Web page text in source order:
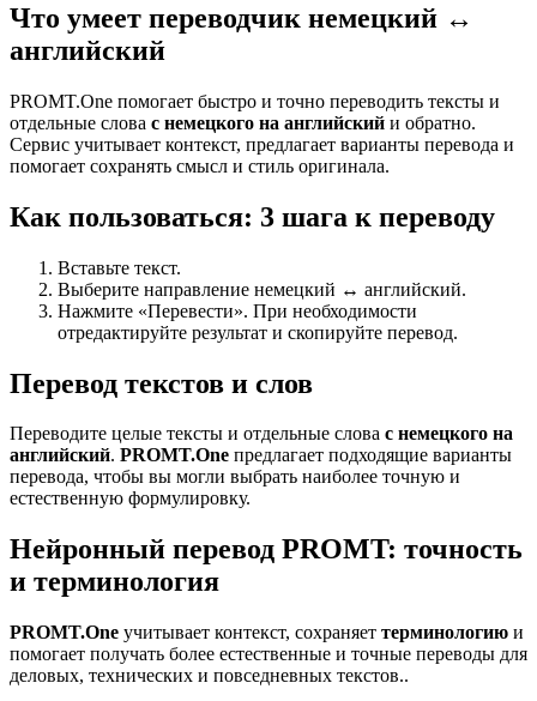
Что умеет переводчик немецкий ↔
английский
PROMT.One помогает быстро и точно переводить тексты и
отдельные слова с немецкого на английский и обратно.
Сервис учитывает контекст, предлагает варианты перевода и
помогает сохранять смысл и стиль оригинала.
Как пользоваться: 3 шага к переводу
Вставьте текст.
Выберите направление немецкий ↔ английский.
Нажмите «Перевести». При необходимости
отредактируйте результат и скопируйте перевод.
Перевод текстов и слов
Переводите целые тексты и отдельные слова с немецкого на
английский. PROMT.One предлагает подходящие варианты
перевода, чтобы вы могли выбрать наиболее точную и
естественную формулировку.
Нейронный перевод PROMT: точность
и терминология
PROMT.One учитывает контекст, сохраняет терминологию и
помогает получать более естественные и точные переводы для
деловых, технических и повседневных текстов..